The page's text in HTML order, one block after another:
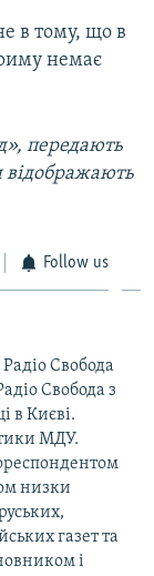
в тому, що в
немає
передають
відображають
Follow us
Свобода
Свобода з
в Києві.
МДУ.
низки
газет та
і